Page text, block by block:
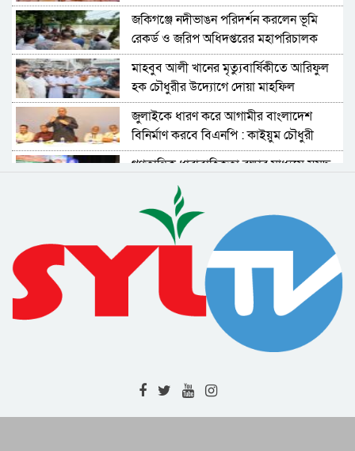
জকিগঞ্জে নদীভাঙন পরিদর্শন করলেন ভূমি
রেকর্ড ও জরিপ অধিদপ্তরের মহাপরিচালক
মাহবুব আলী খানের মৃত্যুবার্ষিকীতে আরিফুল
হক চৌধুরীর উদ্যোগে দোয়া মাহফিল
জুলাইকে ধারণ করে আগামীর বাংলাদেশ
বিনির্মাণ করবে বিএনপি : কাইয়ুম চৌধুরী
গণতান্ত্রিক ধারাবাহিকতা রক্ষার মাধ্যমে সমৃদ্ধ
দেশ গড়া সম্ভব : বাণিজ্য মন্ত্রী
জুলাই গণঅভ্যুত্থান দিবসে জেলা প্রশাসনের
সাংস্কৃতিক অনুষ্ঠান ও পুরস্কার বিতরণী
সিলেট মহানগরীর মাস্টার প্ল্যান বাস্তবায়ন নিয়ে
ঢাকায় উচ্চপর্যায়ের সভা
শাল্লায় বর্ষার পানিতে গোসল করতে নেমে
বিদ্যুৎস্পৃষ্ট হয়ে ২ কিশোরের মৃত্যু
র‌্যাবের অভিয়ানে বিভিন্ন জেলায় গ্রেফতার ৫ ||